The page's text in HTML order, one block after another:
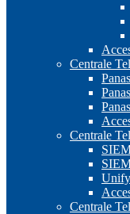
Centrale
Centrale
Centrale